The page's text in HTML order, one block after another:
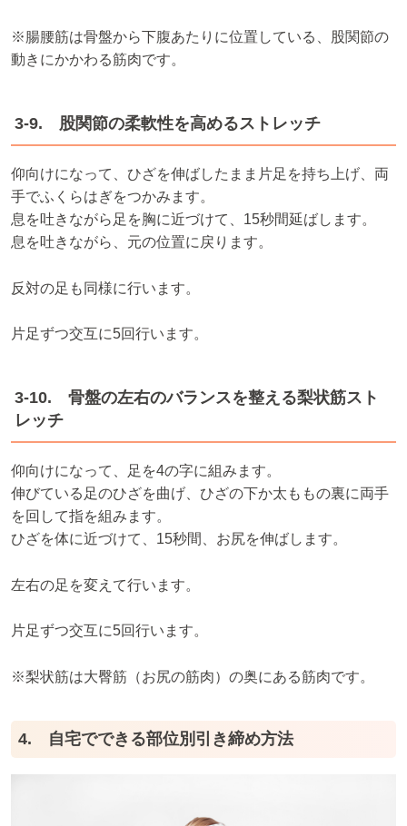
※腸腰筋は骨盤から下腹あたりに位置している、股関節の
動きにかかわる筋肉です。
3-9. 股関節の柔軟性を高めるストレッチ
仰向けになって、ひざを伸ばしたまま片足を持ち上げ、両
手でふくらはぎをつかみます。
息を吐きながら足を胸に近づけて、15秒間延ばします。
息を吐きながら、元の位置に戻ります。
反対の足も同様に行います。
片足ずつ交互に5回行います。
3-10. 骨盤の左右のバランスを整える梨状筋スト
レッチ
仰向けになって、足を4の字に組みます。
伸びている足のひざを曲げ、ひざの下か太ももの裏に両手
を回して指を組みます。
ひざを体に近づけて、15秒間、お尻を伸ばします。
左右の足を変えて行います。
片足ずつ交互に5回行います。
※梨状筋は大臀筋（お尻の筋肉）の奥にある筋肉です。
4. 自宅でできる部位別引き締め方法